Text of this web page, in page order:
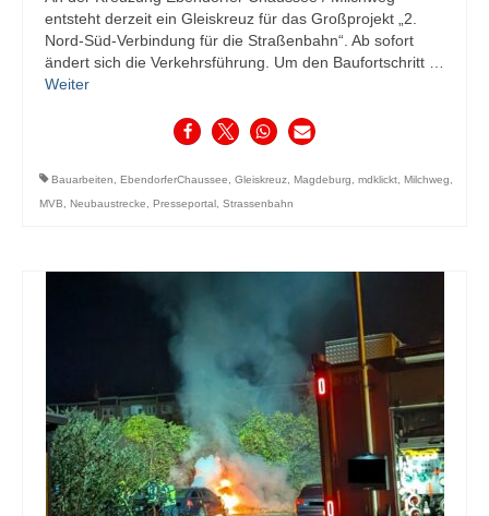
entsteht derzeit ein Gleiskreuz für das Großprojekt „2.
Nord-Süd-Verbindung für die Straßenbahn“. Ab sofort
ändert sich die Verkehrsführung. Um den Baufortschritt …
Weiter
Bauarbeiten, EbendorferChaussee, Gleiskreuz, Magdeburg, mdklickt, Milchweg,
MVB, Neubaustrecke, Presseportal , Strassenbahn